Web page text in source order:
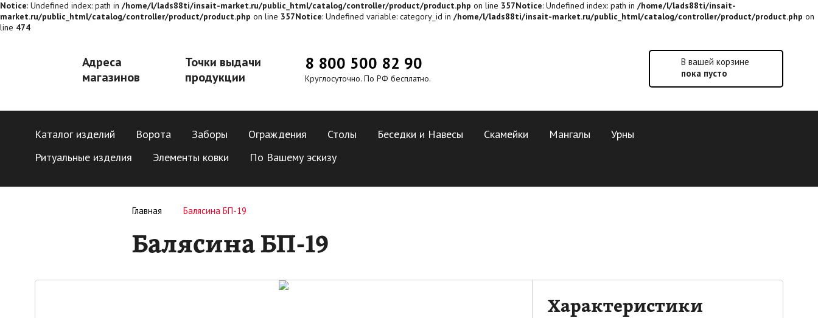
Notice: Undefined index: path in /home/l/lads88ti/insait-market.ru/public_html/catalog/controller/product/product.php on line 357Notice: Undefined index: path in /home/l/lads88ti/insait-
market.ru/public_html/catalog/controller/product/product.php on line 357Notice: Undefined variable: category_id in /home/l/lads88ti/insait-market.ru/public_html/catalog/controller/product/product.php on
line 474
В вашей корзине
пока пусто
Адреса
магазинов
Точки выдачи
продукции
8 800 500 82 90
Круглосуточно. По РФ бесплатно.
Каталог изделий Ворота Заборы Ограждения Столы Беседки и Навесы Скамейки Мангалы
Урны
Ритуальные изделия
Элементы ковки По Вашему эскизу
Главная Балясина БП-19
Балясина БП-19
Характеристики